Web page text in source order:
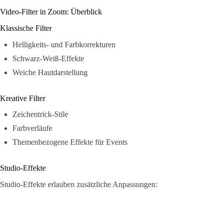
Video-Filter in Zoom: Überblick
Klassische Filter
Helligkeits- und Farbkorrekturen
Schwarz-Weiß-Effekte
Weiche Hautdarstellung
Kreative Filter
Zeichentrick-Stile
Farbverläufe
Themenbezogene Effekte für Events
Studio-Effekte
Studio-Effekte erlauben zusätzliche Anpassungen: